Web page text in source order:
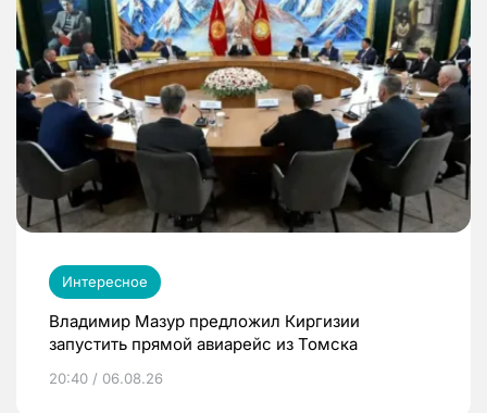
Интересное
Владимир Мазур предложил Киргизии
запустить прямой авиарейс из Томска
20:40 / 06.08.26